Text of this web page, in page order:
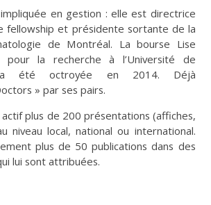
impliquée en gestion : elle est directrice
fellowship et présidente sortante de la
de Montréal. La bourse Lise
pour la recherche à l’Université de
été octroyée en 2014. Déjà
» par ses pairs.
plus de 200 présentations (affiches,
niveau local, national ou international.
plus de 50 publications dans des
lui sont attribuées.